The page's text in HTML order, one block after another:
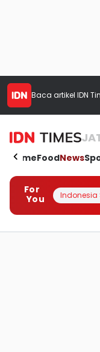
Baca artikel IDN
HomeFoodNews
For
You
Indonesia